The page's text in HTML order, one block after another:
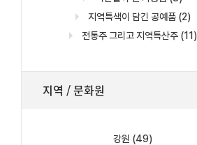
지역특색이 담긴 공예품 (2)
전통주 그리고 지역특산주 (11)
지역 / 문화원
강원 (49)